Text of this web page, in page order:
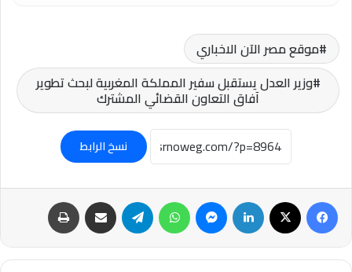
موقع مصر الآن الاخباري
وزير العدل يستقبل سفير المملكة المغربية لبحث تطوير
آفاق التعاون القضائي المشترك
نسخ الرابط
فيسبوك لينكدإن ماسنجر واتساب تيلقرام مشاركة عبر البريد